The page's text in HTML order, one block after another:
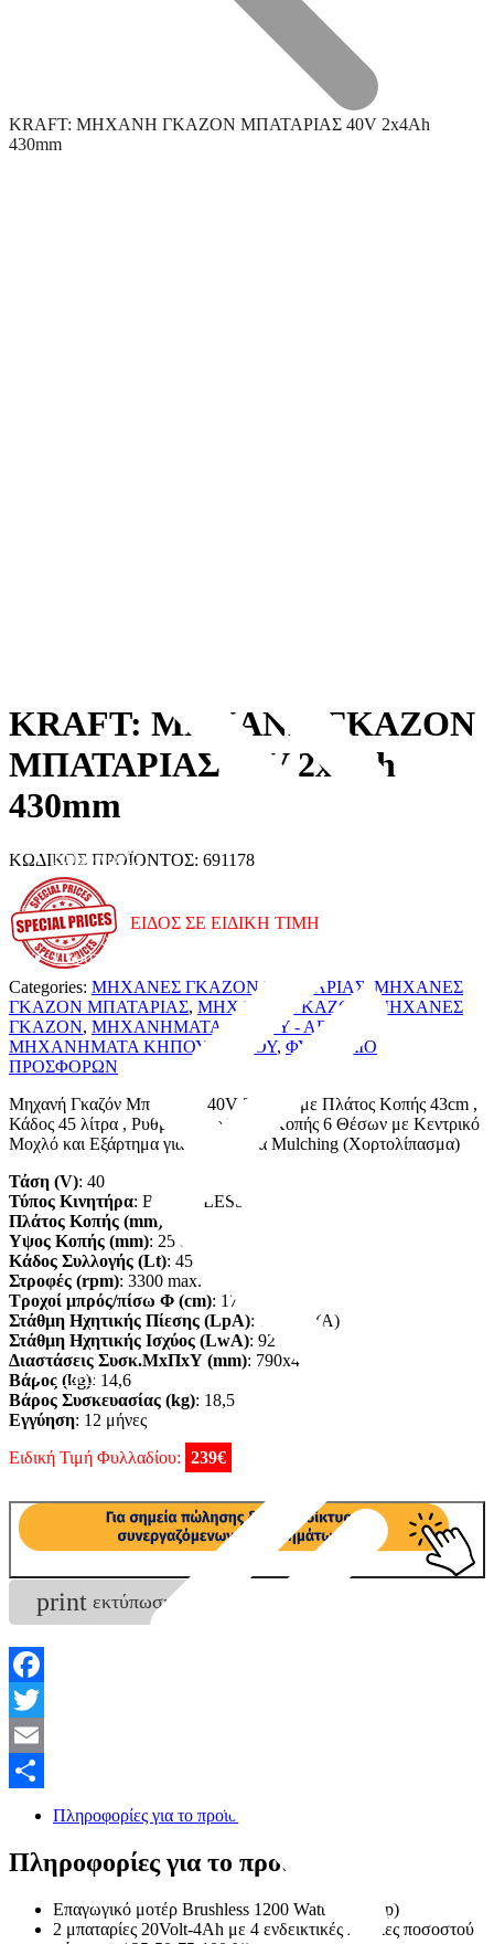
Επικοινωνία
Video
Πλυστικά & Σκούπες
KRAFT: ΜΗΧΑΝΗ ΓΚΑΖΟΝ ΜΠΑΤΑΡΙΑΣ 40V 2x4Ah
430mm
KRAFT: ΜΗΧΑΝΗ ΓΚΑΖΟΝ
ΜΠΑΤΑΡΙΑΣ 40V 2x4Ah
430mm
ΚΩΔΙΚΟΣ ΠΡΟΪΟΝΤΟΣ: 691178
ΕΙΔΟΣ ΣΕ ΕΙΔΙΚΗ ΤΙΜΗ
Categories: ΜΗΧΑΝΕΣ ΓΚΑΖΟΝ ΜΠΑΤΑΡΙΑΣ ΜΗΧΑΝΕΣ
ΓΚΑΖΟΝ ΜΠΑΤΑΡΙΑΣ, ΜΗΧΑΝΕΣ ΓΚΑΖΟΝ
ΜΗΧΑΝΕΣ
ΓΚΑΖΟΝ, ΜΗΧΑΝΗΜΑΤΑ ΚΗΠΟΥ - ΑΓΡΟΥ
ΜΗΧΑΝΗΜΑΤΑ ΚΗΠΟΥ - ΑΓΡΟΥ, ΦΥΛΛΑΔΙΟ
ΠΡΟΣΦΟΡΩΝ
Μηχανή Γκαζόν Μπαταρίας 40V 2x4Ah, με Πλάτος Κοπής 43cm ,
Κάδος 45 λίτρα , Ρυθμιζόμενο Ύψος Κοπής 6 Θέσων με Κεντρικό
Μοχλό και Εξάρτημα για Λειτουργία Mulching (Χορτολίπασμα)
Τάση (V): 40
Τύπος Κινητήρα: BRUSHLESS
Πλάτος Κοπής (mm)
Υψος Κοπής (mm): 25 έως 75
Κάδος Συλλογής (Lt): 45
Στροφές (rpm): 3300 max.
Τροχοί μπρός/πίσω Φ (cm): 17 / 24
Στάθμη Ηχητικής Πίεσης (LpA): 78,5 dB(A)
Στάθμη Ηχητικής Ισχύος (LwA): 92 dB(A)
Διαστάσεις Συσκ.ΜxΠxΥ (mm): 790x465x370
Βάρος (kg): 14,6
Βάρος Συσκευασίας (kg): 18,5
Εγγύηση: 12 μήνες
Ειδική Τιμή Φυλλαδίου: 239€
print εκτύπωση
Facebook
Twitter
Email
Μοιραστείτε
Πληροφορίες για το προϊον
Πληροφορίες για το προϊον
Επαγωγικό μοτέρ Brushless 1200 Watt
( 1,6 hp)
2 μπαταρίες 20Volt-4Ah με 4 ενδεικτικές λυχνίες ποσοστού